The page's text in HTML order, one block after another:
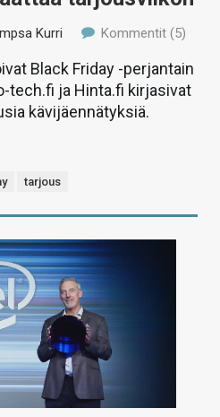
Kurri Kommentit (5)
Black Friday -perjantain
tech.fi ja Hinta.fi kirjasivat
kävijäennätyksiä.
tarjous